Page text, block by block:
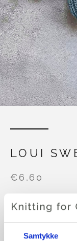
Samtykke
LOUI
€6,60